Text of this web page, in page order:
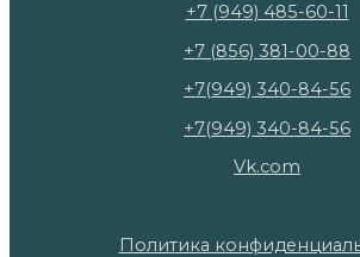
+7 (949) 485-60-11
+7 (856) 381-00-88
+7(949) 340-84-56
+7(949) 340-84-56
Vk.com
Политика